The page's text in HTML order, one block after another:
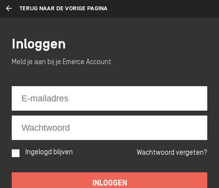
TERUG NAAR DE VORIGE PAGINA
Inloggen
Meld je aan bij je Emerce Account
Ingelogd blijven Wachtwoord vergeten?
INLOGGEN